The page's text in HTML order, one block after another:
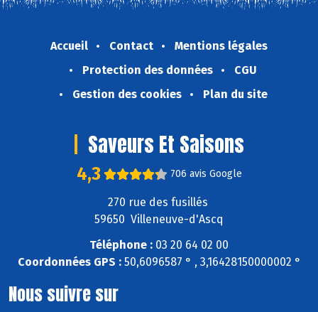
Accueil Contact
Mentions légales
Protection des données
CGU
Gestion des cookies
Plan du site
Saveurs Et Saisons
4,3 706 avis Google
270 rue des fusillés
59650 Villeneuve-d'Ascq
Téléphone : 03 20 64 02 00
Coordonnées GPS :50,6096587 ° , 3,16428150000002 °
Nous suivre sur